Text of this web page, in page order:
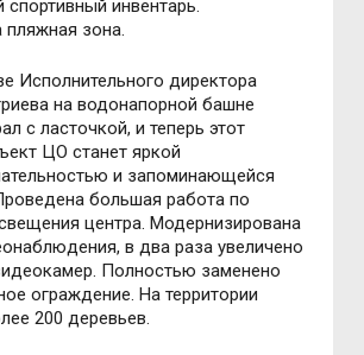
инвентарь.
зона.
Исполнительного директора
на водонапорной башне
с ласточкой, и теперь этот
ЦО станет яркой
и запоминающейся
большая работа по
центра. Модернизирована
в два раза увеличено
Полностью заменено
ограждение. На территории
200 деревьев.